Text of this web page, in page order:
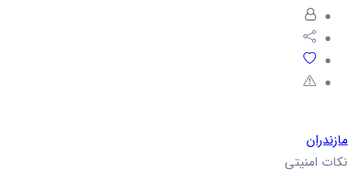
مازندران
نکات امنیتی